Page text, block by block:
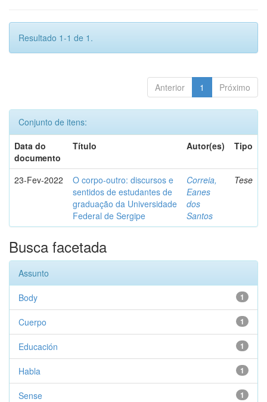
Resultado 1-1 de 1.
Anterior 1 Próximo
Conjunto de itens:
Data do
documento
Título Autor(es) Tipo
23-Fev-2022
O corpo-outro: discursos e
sentidos de estudantes de
graduação da Universidade
Federal de Sergipe
Correia,
Eanes
dos
Santos
Tese
Busca facetada
Assunto
1
Body
1
Cuerpo
1
Educación
1
Habla
1
Sense